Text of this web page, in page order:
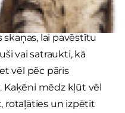
kaķēni sākt radīt
skaņas, lai pavēstītu
vai satraukti, kā
vēl pēc pāris
Kaķēni mēdz kļūt vēl
rotaļāties un izpētīt